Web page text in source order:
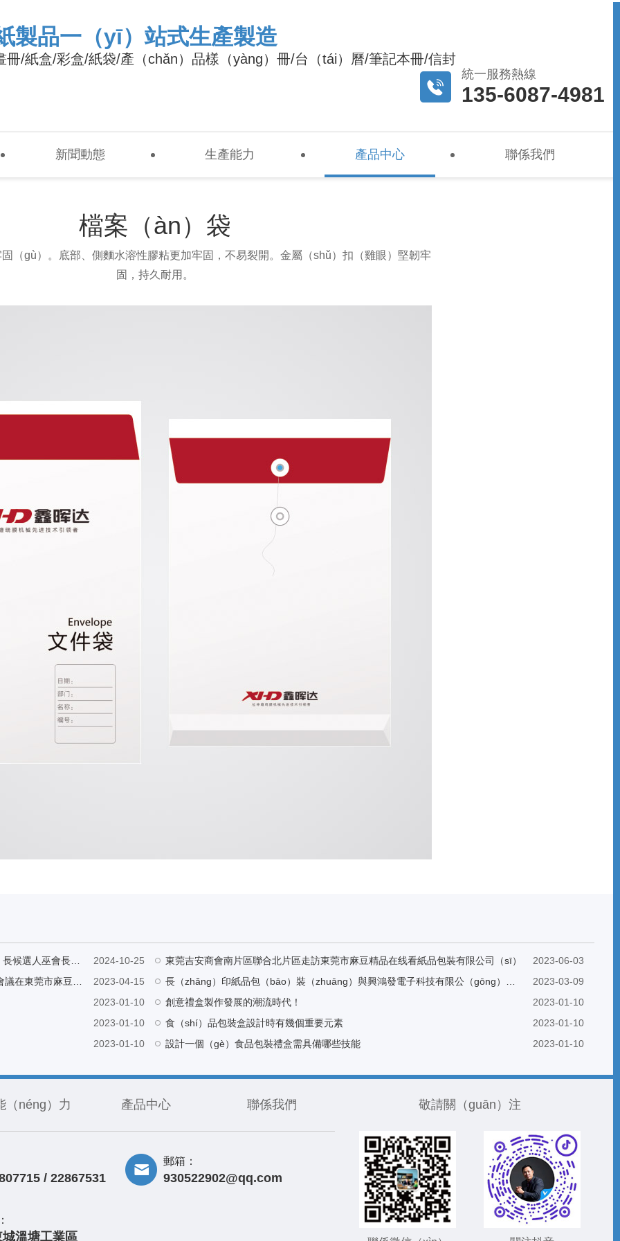
製品一（yī）站式生產製造
冊/紙盒/彩盒/紙袋/產（chǎn）品樣（yàng）冊/台（tái）曆/筆記本冊/信封
統一服務熱線
135-6087-4981
新聞動態 生產能力 產品中心 聯係我們
檔案（àn）袋
（gù）。底部、側麵水溶性膠粘更加牢固，不易裂開。金屬（shǔ）扣（雞眼）堅韌牢
固，持久耐用。
2024-10-25 東莞吉安商會南片區聯合北片區走訪東莞市麻豆精品在线看紙品包裝有限公司（sī）
2023-06-03
2023-04-15
2023-03-09
2023-01-10
創意禮盒製作發展的潮流時代！
2023-01-10
2023-01-10
食（shí）品包裝盒設計時有幾個重要元素
2023-01-10
2023-01-10
設計一個（gè）食品包裝禮盒需具備哪些技能 2023-01-10
（néng）力 產品中心 聯係我們
/ 22867531
郵箱：
930522902@qq.com
溫塘工業區
敬請關（guān）注